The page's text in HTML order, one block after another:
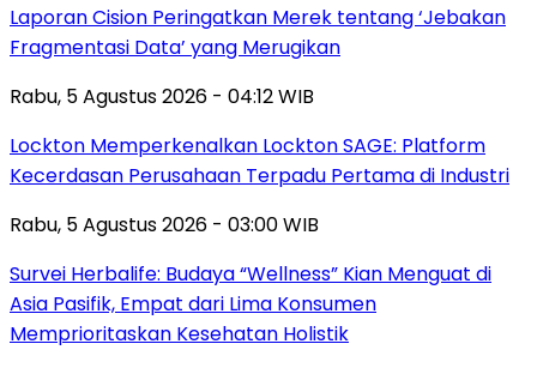
Laporan Cision Peringatkan Merek tentang ‘Jebakan
Fragmentasi Data’ yang Merugikan
Rabu, 5 Agustus 2026 - 04:12 WIB
Lockton Memperkenalkan Lockton SAGE: Platform
Kecerdasan Perusahaan Terpadu Pertama di Industri
Rabu, 5 Agustus 2026 - 03:00 WIB
Survei Herbalife: Budaya “Wellness” Kian Menguat di
Asia Pasifik, Empat dari Lima Konsumen
Memprioritaskan Kesehatan Holistik